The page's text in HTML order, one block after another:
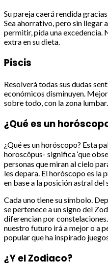
Su pareja caerá rendida
Sea ahorrativo, pero sin llegar
permitir, pida una excedencia.
extra en su dieta.
Piscis
Resolverá todas sus dudas
económicos disminuyen.
sobre todo, con la zona lumbar.
¿Qué es un
¿Qué es un horóscopo? Esta
horoscŏpus- significa ‘que
personas que miran al cielo
les depara. El horóscopo es
en base a la posición astral del
Cada uno tiene su símbolo.
se pertenece a un signo del
diferencian por
nuestro futuro irá a mejor o a
popular que ha inspirado
¿Y el Zodiaco?